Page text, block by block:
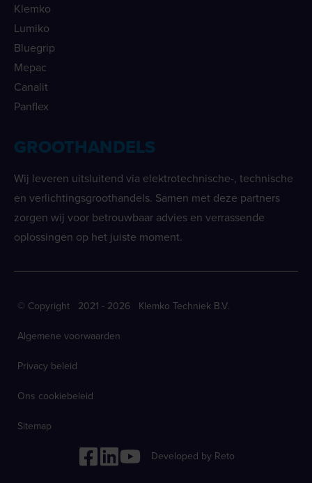
Klemko
Lumiko
Bluegrip
Mepac
Canalit
Panflex
GROOTHANDELS
Wij leveren uitsluitend via elektrotechnische-, technische
en verlichtingsgroothandels. Samen met deze partners
zorgen wij voor betrouwbaar advies en verrassende
oplossingen op het juiste moment.
© Copyright 2021 - 2026 Klemko Techniek B.V.
Algemene voorwaarden
Privacy beleid
Ons cookiebeleid
Sitemap
Developed by Reto